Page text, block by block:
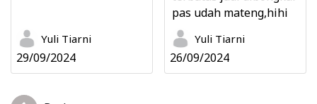
Yuli Tiarni
29/09/2024
pas udah mateng,hihi
Yuli Tiarni
26/09/2024